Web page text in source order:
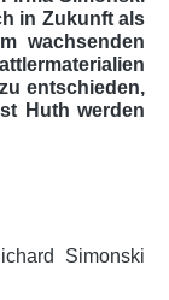
in Zukunft als
wachsenden
entschieden,
Huth werden
Simonski